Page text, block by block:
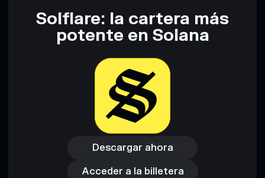
Solflare: la cartera más
potente en Solana
Descargar ahora
Descargar ahora
Acceder a la billetera
Acceder a la billetera